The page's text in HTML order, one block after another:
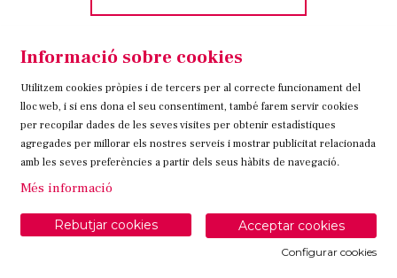
Cultura Banyoles som:
Informació sobre cookies
Utilitzem cookies pròpies i de tercers per al correcte funcionament del
lloc web, i si ens dona el seu consentiment, també farem servir cookies
per recopilar dades de les seves visites per obtenir estadístiques
agregades per millorar els nostres serveis i mostrar publicitat relacionada
amb les seves preferències a partir dels seus hàbits de navegació.
Més informació
Acceptar cookies
Rebutjar cookies
Configurar cookies